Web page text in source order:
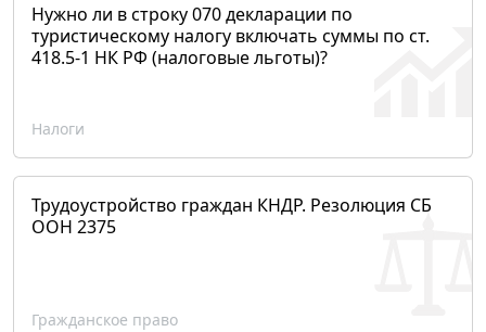
Нужно ли в строку 070 декларации по
туристическому налогу включать суммы по ст.
418.5-1 НК РФ (налоговые льготы)?
Налоги
Трудоустройство граждан КНДР. Резолюция СБ
ООН 2375
Гражданское право